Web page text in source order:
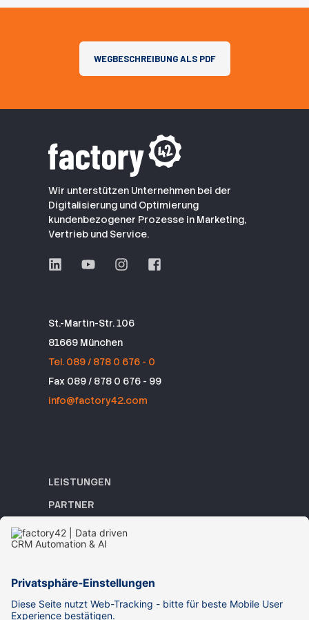
WEGBESCHREIBUNG ALS PDF
Wir unterstützen Unternehmen bei der
Digitalisierung und Optimierung
kundenbezogener Prozesse in Marketing,
Vertrieb und Service.
St.-Martin-Str. 106
81669 München
Tel. 089 / 878 0 676 - 0
Fax 089 / 878 0 676 - 99
info@factory42.com
LEISTUNGEN
PARTNER
REFERENZEN
ACADEMY
WISSEN